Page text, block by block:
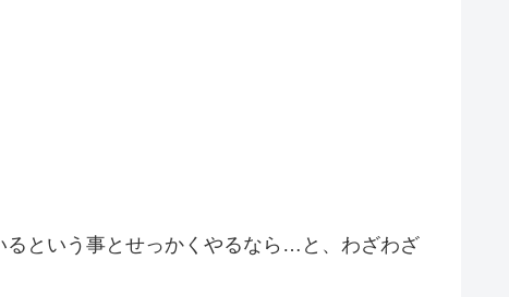
るという事とせっかくやるなら…と、わざわざ